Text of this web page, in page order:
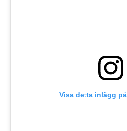
Visa detta inlägg